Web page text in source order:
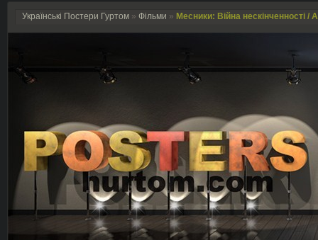
Українські Постери Гуртом » Фільми » Месники: Війна нескінченності